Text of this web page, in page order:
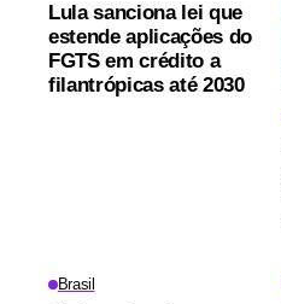
Lula sanciona lei que
estende aplicações do
FGTS em crédito a
filantrópicas até 2030
Brasil